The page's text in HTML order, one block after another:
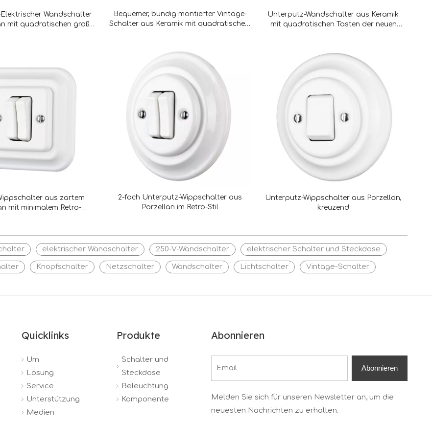
Wandschalter
mit quadratischen großen
Bequemer, bündig montierter Vintage-
Schalter aus Keramik mit quadratischem
Unterputz-Wandschalter aus Keramik
mit quadratischen Tasten der neuen
aus zartem
mit minimalem Retro-
2-fach Unterputz-Wippschalter aus
Porzellan im Retro-Stil
Unterputz-Wippschalter aus Porzellan,
kreuzend
elektrischer Wandschalter 250-V-Wandschalter elektrischer Schalter und Steckdose
Knopfschalter Netzschalter Wandschalter Lichtschalter Vintage-Schalter
Quicklinks
Um
Lösung
Service
Unterstützung
Medien
Produkte
Schalter und
Steckdose
Beleuchtung
Komponente
Abonnieren
Abonnieren
Melden Sie sich für unseren Newsletter an, um die
neuesten Nachrichten zu erhalten.